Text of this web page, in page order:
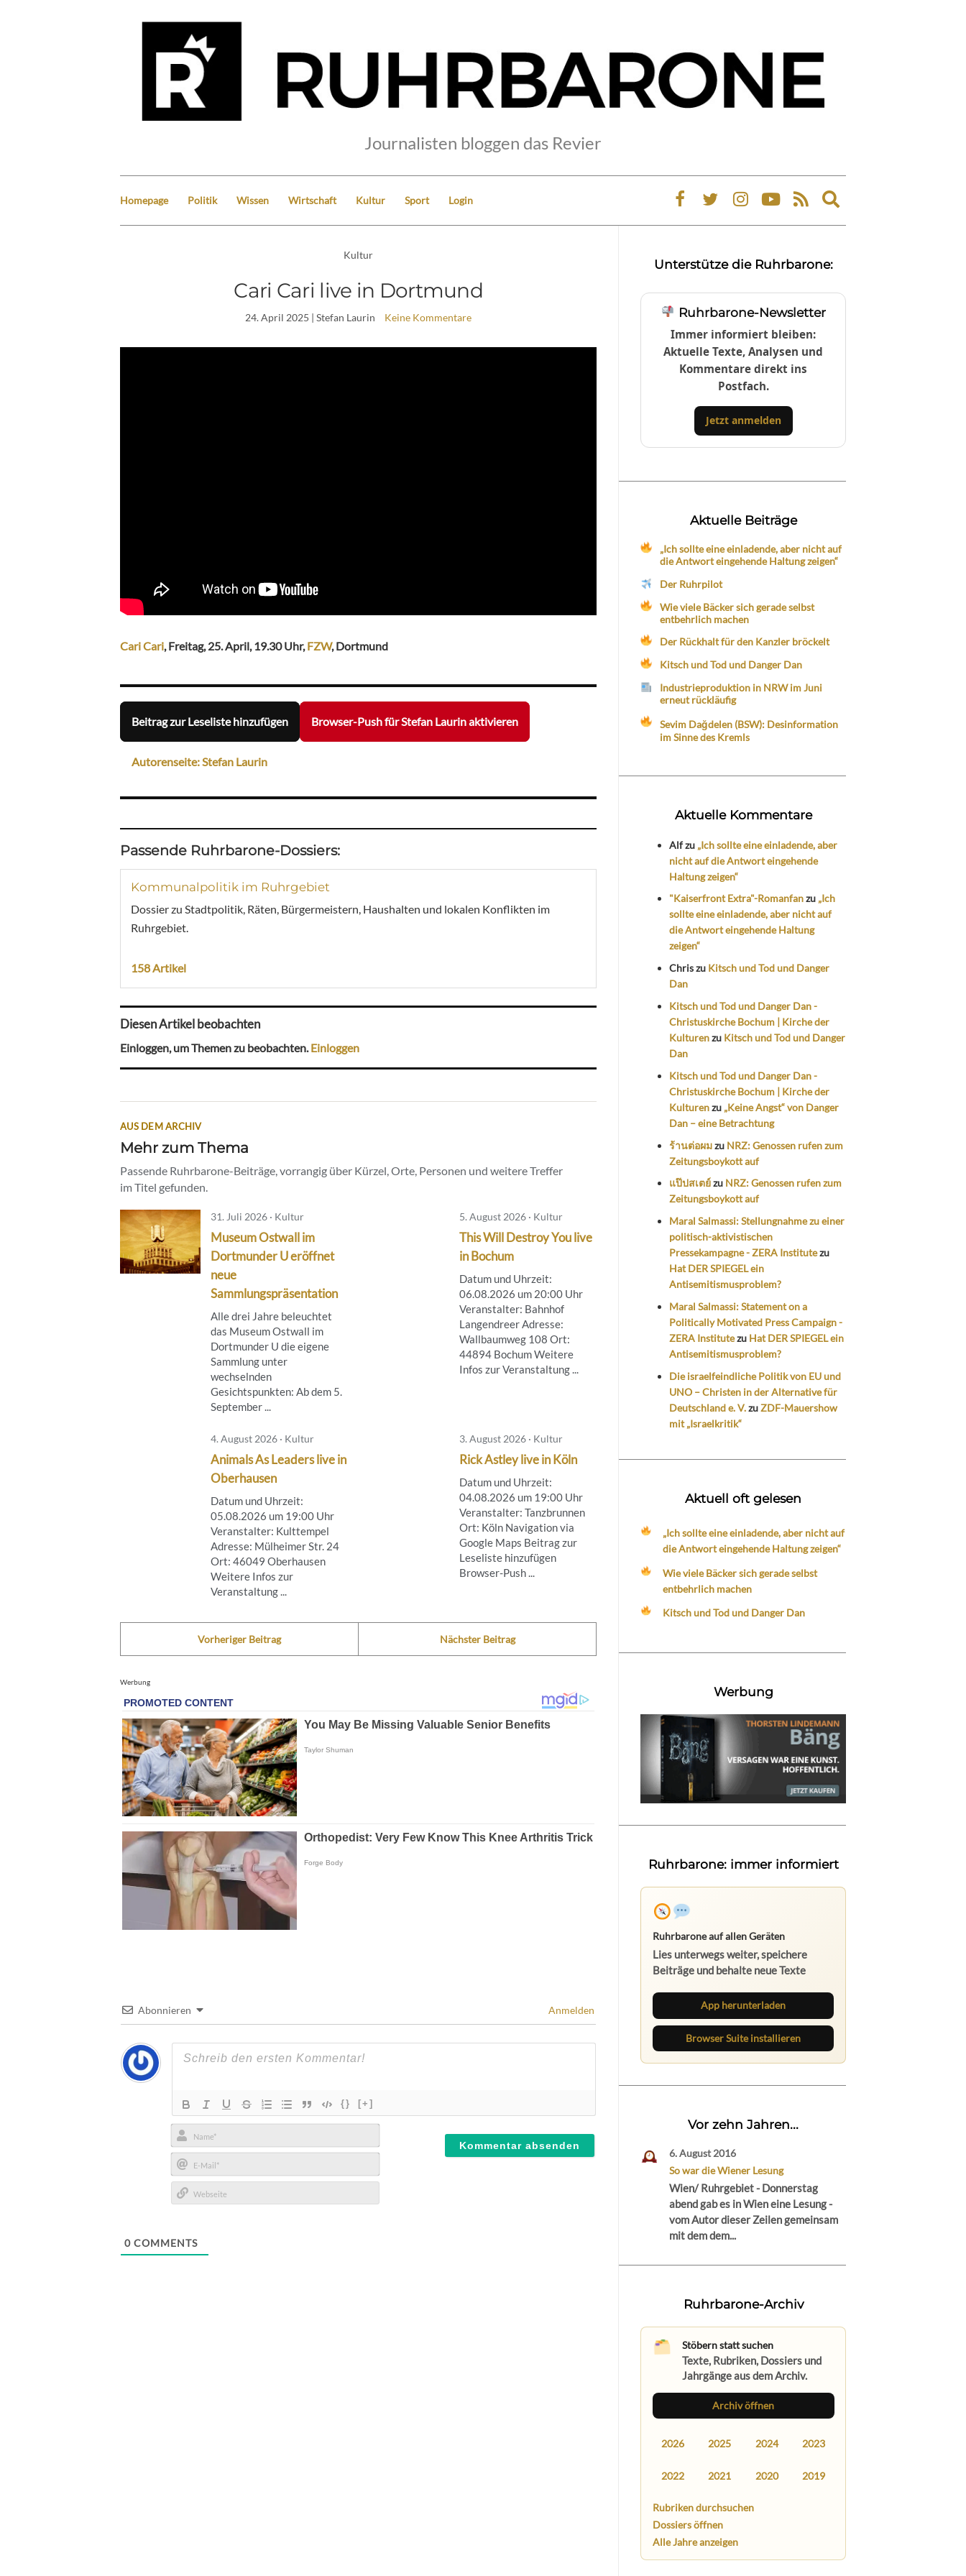
Journalisten bloggen das Revier
Homepage Politik Wissen Wirtschaft Kultur Sport Login
Expand
search
Kultur
Cari Cari live in Dortmund
24. April 2025 | Stefan Laurin Keine Kommentare
Cari Cari, Freitag, 25. April, 19.30 Uhr,FZW, Dortmund
Beitrag zur Leseliste hinzufügen Browser-Push für Stefan Laurin aktivieren
Autorenseite: Stefan Laurin
Passende Ruhrbarone-Dossiers:
Kommunalpolitik im Ruhrgebiet
Dossier zu Stadtpolitik, Räten, Bürgermeistern, Haushalten und lokalen Konflikten im
Ruhrgebiet.
158 Artikel
Diesen Artikel beobachten
Einloggen, um Themen zu beobachten.Einloggen
AUS DEM ARCHIV
Mehr zum Thema
Passende Ruhrbarone-Beiträge, vorrangig über Kürzel, Orte, Personen und weitere Treffer
im Titel gefunden.
31. Juli 2026 · Kultur
Museum Ostwall im
Dortmunder U eröffnet
neue
Sammlungspräsentation
Alle drei Jahre beleuchtet
das Museum Ostwall im
Dortmunder U die eigene
Sammlung unter
wechselnden
Gesichtspunkten: Ab dem 5.
September ...
5. August 2026 · Kultur
This Will Destroy You live
in Bochum
Datum und Uhrzeit:
06.08.2026 um 20:00 Uhr
Veranstalter: Bahnhof
Langendreer Adresse:
Wallbaumweg 108 Ort:
44894 Bochum Weitere
Infos zur Veranstaltung ...
4. August 2026 · Kultur
Animals As Leaders live in
Oberhausen
Datum und Uhrzeit:
05.08.2026 um 19:00 Uhr
Veranstalter: Kulttempel
Adresse: Mülheimer Str. 24
Ort: 46049 Oberhausen
Weitere Infos zur
Veranstaltung ...
3. August 2026 · Kultur
Rick Astley live in Köln
Datum und Uhrzeit:
04.08.2026 um 19:00 Uhr
Veranstalter: Tanzbrunnen
Ort: Köln Navigation via
Google Maps Beitrag zur
Leseliste hinzufügen
Browser-Push ...
Vorheriger Beitrag Nächster Beitrag
Werbung
Abonnieren Anmelden
{} [+]
Name*
E-
Mail*
0 COMMENTS
Unterstütze die Ruhrbarone:
Ruhrbarone-Newsletter
Immer informiert bleiben:
Aktuelle Texte, Analysen und
Kommentare direkt ins
Postfach.
Jetzt anmelden
Aktuelle Beiträge
„Ich sollte eine einladende, aber nicht auf
die Antwort eingehende Haltung zeigen“
Der Ruhrpilot
Wie viele Bäcker sich gerade selbst
entbehrlich machen
Der Rückhalt für den Kanzler bröckelt
Kitsch und Tod und Danger Dan
Industrieproduktion in NRW im Juni
erneut rückläufig
Sevim Dağdelen (BSW): Desinformation
im Sinne des Kremls
Aktuelle Kommentare
Alfzu „Ich sollte eine einladende, aber
nicht auf die Antwort eingehende
Haltung zeigen“
"Kaiserfront Extra"-Romanfanzu „Ich
sollte eine einladende, aber nicht auf
die Antwort eingehende Haltung
zeigen“
Chriszu Kitsch und Tod und Danger
Dan
Kitsch und Tod und Danger Dan -
Christuskirche Bochum | Kirche der
Kulturenzu Kitsch und Tod und Danger
Dan
Kitsch und Tod und Danger Dan -
Christuskirche Bochum | Kirche der
Kulturenzu „Keine Angst“ von Danger
Dan – eine Betrachtung
ร้านต่อผมzu NRZ: Genossen rufen zum
Zeitungsboykott auf
แป๊ปสเตย์zu NRZ: Genossen rufen zum
Zeitungsboykott auf
Maral Salmassi: Stellungnahme zu einer
politisch-aktivistischen
Pressekampagne - ZERA Institutezu
Hat DER SPIEGEL ein
Antisemitismusproblem?
Maral Salmassi: Statement on a
Politically Motivated Press Campaign -
ZERA Institutezu Hat DER SPIEGEL ein
Antisemitismusproblem?
Die israelfeindliche Politik von EU und
UNO – Christen in der Alternative für
Deutschland e. V.zuZDF-Mauershow
mit „Israelkritik“
Aktuell oft gelesen
„Ich sollte eine einladende, aber nicht auf
die Antwort eingehende Haltung zeigen“
Wie viele Bäcker sich gerade selbst
entbehrlich machen
Kitsch und Tod und Danger Dan
Werbung
Ruhrbarone: immer informiert
Ruhrbarone auf allen Geräten
Lies unterwegs weiter, speichere
Beiträge und behalte neue Texte
App herunterladen
Browser Suite installieren
Vor zehn Jahren...
6. August 2016
So war die Wiener Lesung
Wien/ Ruhrgebiet - Donnerstag
abend gab es in Wien eine Lesung -
vom Autor dieser Zeilen gemeinsam
mit dem dem...
Ruhrbarone-Archiv
Stöbern statt suchen
Texte, Rubriken, Dossiers und
Jahrgänge aus dem Archiv.
Archiv öffnen
2026 2025 2024 2023
2022 2021 2020 2019
Rubriken durchsuchen
Dossiers öffnen
Alle Jahre anzeigen